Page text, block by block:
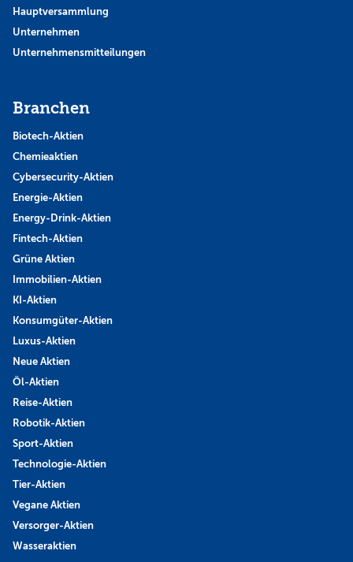
Hauptversammlung
Unternehmen
Unternehmensmitteilungen
Branchen
Biotech-Aktien
Chemieaktien
Cybersecurity-Aktien
Energie-Aktien
Energy-Drink-Aktien
Fintech-Aktien
Grüne Aktien
Immobilien-Aktien
KI-Aktien
Konsumgüter-Aktien
Luxus-Aktien
Neue Aktien
Öl-Aktien
Reise-Aktien
Robotik-Aktien
Sport-Aktien
Technologie-Aktien
Tier-Aktien
Vegane Aktien
Versorger-Aktien
Wasseraktien